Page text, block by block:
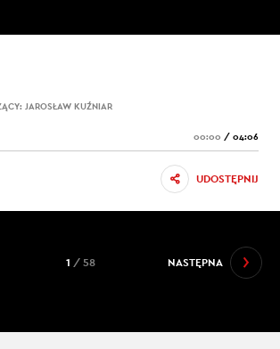
JAROSŁAW KUŹNIAR
00:00 / 04:06
UDOSTĘPNIJ
NASTĘPNA
1 / 58